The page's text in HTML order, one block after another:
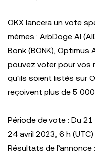
OKX lancera un vote
mèmes : ArbDoge AI
Bonk (BONK), Optimus
pouvez voter pour vos
qu'ils soient listés sur
reçoivent plus de 5
Période de vote : Du
24 avril 2023, 6 h (UTC)
Résultats de l’annonce